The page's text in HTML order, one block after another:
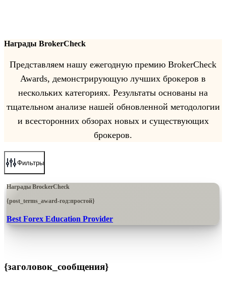
Награды BrokerCheck
Представляем нашу ежегодную премию BrokerCheck
Awards, демонстрирующую лучших брокеров в
нескольких категориях. Результаты основаны на
тщательном анализе нашей обновленной методологии
и всесторонних обзорах новых и существующих
брокеров.
Фильтры
Награды BrockerCheck
{post_terms_award-год:простой}
Best Forex Education Provider
{заголовок_сообщения}